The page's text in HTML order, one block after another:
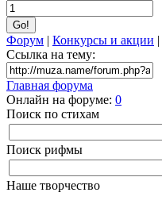
Форум | Конкурсы и акции |
Ссылка на тему:
Главная форума
Онлайн на форуме: 0
Поиск по стихам
Поиск рифмы
Наше творчество